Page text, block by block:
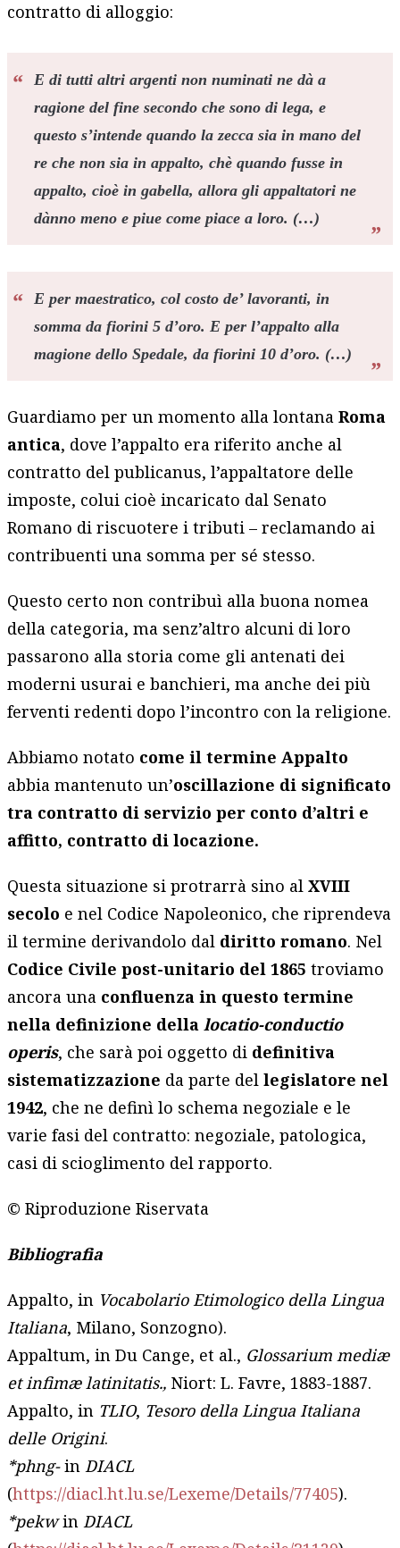
contratto di alloggio:
E di tutti altri argenti non numinati ne dà a
ragione del fine secondo che sono di lega, e
questo s’intende quando la zecca sia in mano del
re che non sia in appalto, chè quando fusse in
appalto, cioè in gabella, allora gli appaltatori ne
dànno meno e piue come piace a loro. (…)
E per maestratico, col costo de’ lavoranti, in
somma da fiorini 5 d’oro. E per l’appalto alla
magione dello Spedale, da fiorini 10 d’oro. (…)
Guardiamo per un momento alla lontanaRoma
antica, dove l’appalto era riferito anche al
contratto del publicanus, l’appaltatore delle
imposte, colui cioè incaricato dal Senato
Romano di riscuotere i tributi – reclamando ai
contribuenti una somma per sé stesso.
Questo certo non contribuì alla buona nomea
della categoria, ma senz’altro alcuni di loro
passarono alla storia come gli antenati dei
moderni usurai e banchieri, ma anche dei più
ferventi redenti dopo l’incontro con la religione.
Abbiamo notato come il termine Appalto
abbia mantenuto un’oscillazione di significato
tra contratto di servizio per conto d’altri e
affitto, contratto di locazione.
Questa situazione si protrarrà sino al XVIII
secolo e nel Codice Napoleonico, che riprendeva
il termine derivandolo dal diritto romano. Nel
Codice Civile post-unitario del 1865troviamo
ancora una confluenza in questo termine
nella definizione della locatio-conductio
operis, che sarà poi oggetto di definitiva
sistematizzazione da parte dellegislatore nel
1942, che ne definì lo schema negoziale e le
varie fasi del contratto: negoziale, patologica,
casi di scioglimento del rapporto.
© Riproduzione Riservata
Bibliografia
Appalto, in Vocabolario Etimologico della Lingua
Italiana, Milano, Sonzogno).
Appaltum, in Du Cange, et al., Glossarium mediæ
et infimæ latinitatis., Niort: L. Favre, 1883-1887.
Appalto, in TLIO, Tesoro della Lingua Italiana
delle Origini.
*phng-in DIACL
(https://diacl.ht.lu.se/Lexeme/Details/77405).
*pekwin DIACL